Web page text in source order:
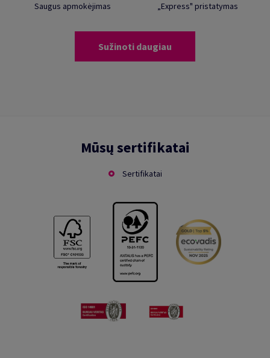
Saugus apmokėjimas „Express" pristatymas
Sužinoti daugiau
Mūsų sertifikatai
Sertifikatai